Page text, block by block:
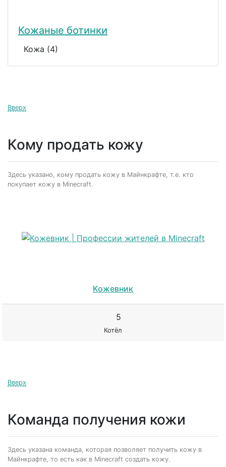
Кожаные ботинки
Кожа (4)
Вверх
Кому продать кожу
Здесь указано, кому продать кожу в Майнкрафте, т.е. кто
покупает кожу в Minecraft.
Кожевник
5
Котёл
Вверх
Команда получения кожи
Здесь указана команда, которая позволяет получить кожу в
Майнкрафте, то есть как в Minecraft создать кожу.